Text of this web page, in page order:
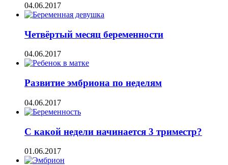
04.06.2017
Четвёртый месяц беременности
04.06.2017
Развитие эмбриона по неделям
04.06.2017
С какой недели начинается 3 триместр?
01.06.2017